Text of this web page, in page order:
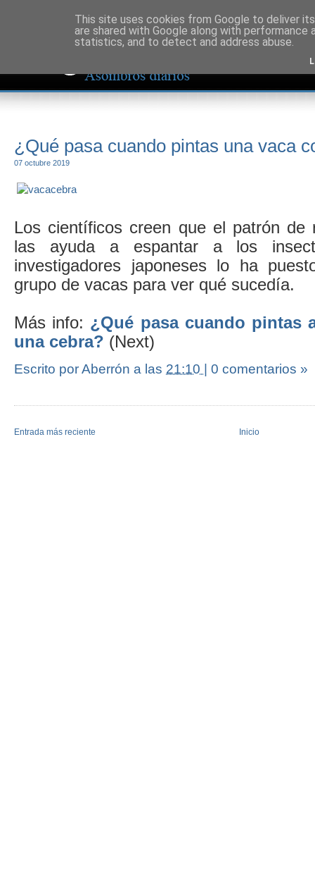
¿Qué pasa cuando pintas una vaca
07 octubre 2019
Los científicos creen que el patrón de
las ayuda a espantar a los
investigadores japoneses lo ha
grupo de vacas para ver qué sucedía.
Más info: ¿Qué pasa cuando pintas
una cebra? (Next)
Escrito por Aberrón a las 21:10 | 0 comentarios »
Entrada más reciente Inicio
This site uses cookies from Google to deliver
are shared with Google along with
statistics, and to detect and address abuse.